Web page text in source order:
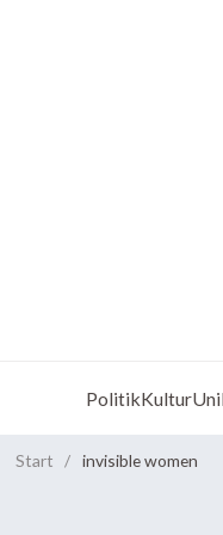
PolitikKultur
Start / invisible women